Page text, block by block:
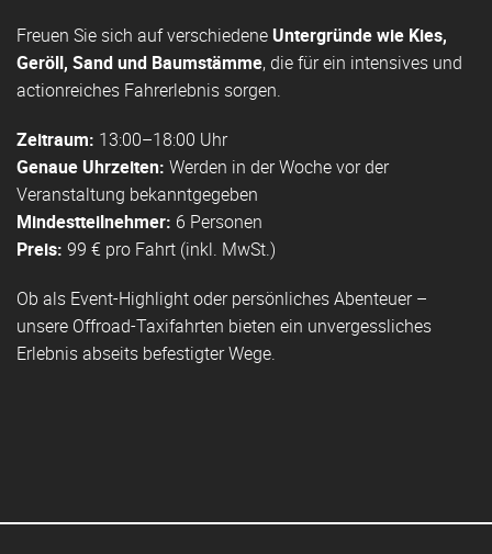
Freuen Sie sich auf verschiedene Untergründe wie Kies,
Geröll, Sand und Baumstämme, die für ein intensives und
actionreiches Fahrerlebnis sorgen.
Zeitraum: 13:00–18:00 Uhr
Genaue Uhrzeiten: Werden in der Woche vor der
Veranstaltung bekanntgegeben
Mindestteilnehmer: 6 Personen
Preis: 99 € pro Fahrt (inkl. MwSt.)
Ob als Event-Highlight oder persönliches Abenteuer –
unsere Offroad-Taxifahrten bieten ein unvergessliches
Erlebnis abseits befestigter Wege.